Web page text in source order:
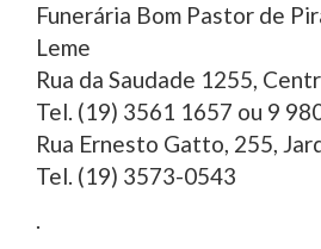
Funerária Bom Pastor de
Leme
Rua da Saudade 1255,
Tel. (19) 3561 1657 ou 9
Rua Ernesto Gatto, 255,
Tel. (19) 3573-0543
.